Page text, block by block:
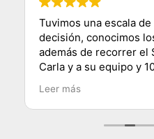
Tuvimos una escala
decisión, conocimos
además de recorrer el
Carla y a su equipo y
saludos desde Chile.
Leer más